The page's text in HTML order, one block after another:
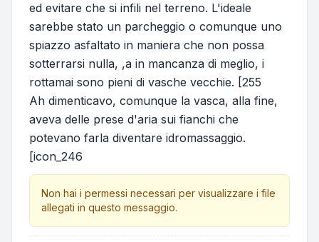
ed evitare che si infili nel terreno. L'ideale
sarebbe stato un parcheggio o comunque uno
spiazzo asfaltato in maniera che non possa
sotterrarsi nulla, ,a in mancanza di meglio, i
rottamai sono pieni di vasche vecchie. [255
Ah dimenticavo, comunque la vasca, alla fine,
aveva delle prese d'aria sui fianchi che
potevano farla diventare idromassaggio.
[icon_246
Non hai i permessi necessari per visualizzare i file
allegati in questo messaggio.